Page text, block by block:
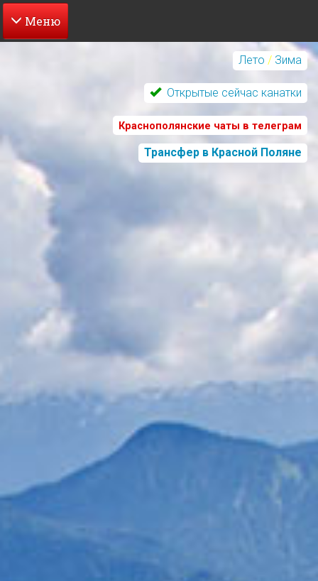
Перейти
Лето / Зима
Открытые сейчас канатки
Краснополянские чаты в телеграм
Трансфер в Красной Поляне